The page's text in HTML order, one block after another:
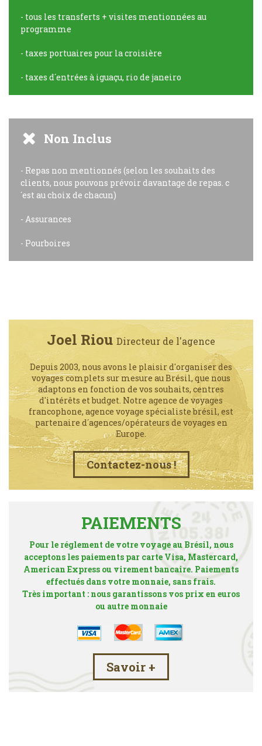
- tous les transferts + visites mentionnées au
programme
- taxes portuaires pour la croisière
- taxes d´entrées à iguaçu, rio de janeiro
Non Inclus
- Repas non mentionnés (selon les souhaits des
clients, nous pouvons prévoir davantage de repas. c
´est au choix de chacun)
- Assurances
- Pourboires
Joel Riou Directeur de l'agence
Depuis 2003, nous avons le plaisir d'organiser des
voyages complets sur mesure au Brésil, que nous
adaptons en fonction de vos souhaits, centres
d'intérêts et budget. Notre agence de voyages
francophone, agence voyage spécialiste brésil, est
partenaire d´agences/opérateurs de voyages en
Europe.
Contactez-nous !
PAIEMENTS
Pour le réglement de votre voyage au Brésil, nous
acceptons les paiements par carte Visa, Mastercard,
American Express ou virement bancaire. Paiements
effectués dans votre monnaie, sans frais.
Très important : nous garantissons vos prix en euros
ou autre monnaie
Savoir +